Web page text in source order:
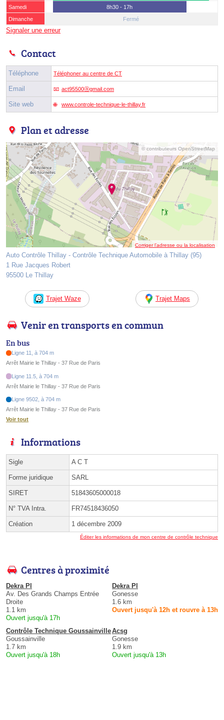
Samedi
8h30 - 17h
Dimanche
Fermé
Signaler une erreur
Contact
Téléphone Téléphoner au centre de CT
Email act95500ⓐgmail.com
Site web www.controle-technique-le-thillay.fr
Plan et adresse
© contributeurs OpenStreetMap
Corriger l’adresse ou la localisation
Auto Contrôle Thillay - Contrôle Technique Automobile à Thillay (95)
1 Rue Jacques Robert
95500 Le Thillay
Trajet Waze Trajet Maps
Venir en transports en commun
En bus
Ligne 11, à 704 m
Arrêt Mairie le Thillay - 37 Rue de Paris
Ligne 11.5, à 704 m
Arrêt Mairie le Thillay - 37 Rue de Paris
Ligne 9502, à 704 m
Arrêt Mairie le Thillay - 37 Rue de Paris
Voir tout
Informations
Sigle A C T
Forme juridique SARL
SIRET 51843605000018
N° TVA Intra. FR74518436050
Création 1 décembre 2009
Éditer les informations de mon centre de contrôle technique
Centres à proximité
Dekra Pl
Av. Des Grands Champs Entrée
Droite
1.1 km
Ouvert jusqu'à 17h
Dekra Pl
Gonesse
1.6 km
Ouvert jusqu'à 12h et rouvre à 13h
Contrôle Technique Goussainville
Goussainville
1.7 km
Ouvert jusqu'à 18h
Acsg
Gonesse
1.9 km
Ouvert jusqu'à 13h